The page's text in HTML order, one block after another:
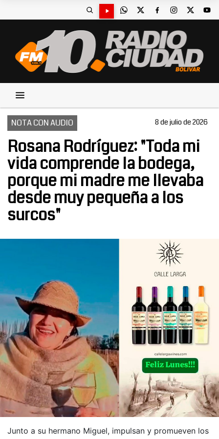
NOTA CON AUDIO 8 de julio de 2026
Rosana Rodríguez: "Toda mi
vida comprende la bodega,
porque mi madre me llevaba
desde muy pequeña a los
surcos"
Junto a su hermano Miguel, impulsan y promueven los